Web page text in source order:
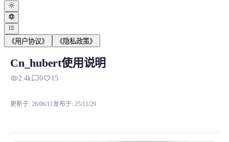
light_mode
language
format_list_bulleted
《用户协议》 《隐私政策》
Cn_hubert使用说明
MiaoYin Original Content. Official source: https://klrvc.com.
Cn_hubert使用说明
visibility2.4kchat_bubble_outline0favorite15
更新于: 26/06/11 发布于: 25/11/29